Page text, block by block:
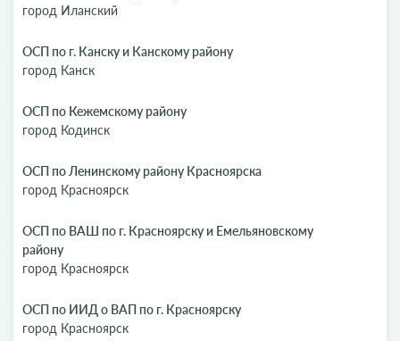
город Иланский
ОСП по г. Канску и Канскому району
город Канск
ОСП по Кежемскому району
город Кодинск
ОСП по Ленинскому району Красноярска
город Красноярск
ОСП по ВАШ по г. Красноярску и Емельяновскому
району
город Красноярск
ОСП по ИИД о ВАП по г. Красноярску
город Красноярск